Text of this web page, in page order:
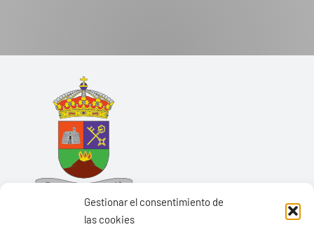
Gestionar el consentimiento de
las cookies